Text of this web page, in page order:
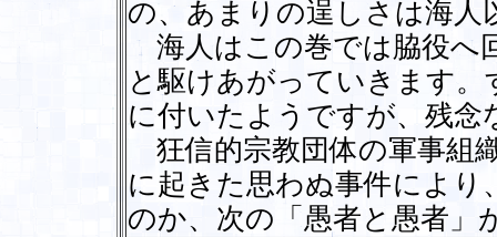
の、あまりの逞しさは海人
海人はこの巻では脇役へ
と駆けあがっていきます
に付いたようですが、残念
狂信的宗教団体の軍事組
に起きた思わぬ事件によ
のか、次の「愚者と愚者」